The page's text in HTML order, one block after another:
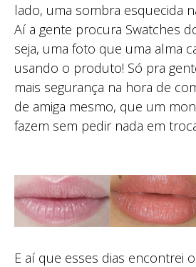
lado, uma sombra esquecida
Aí a gente procura Swatches
seja, uma foto que uma alma
usando o produto! Só pra
mais segurança na hora de
de amiga mesmo, que um
fazem sem pedir nada em
E aí que esses dias encontrei o